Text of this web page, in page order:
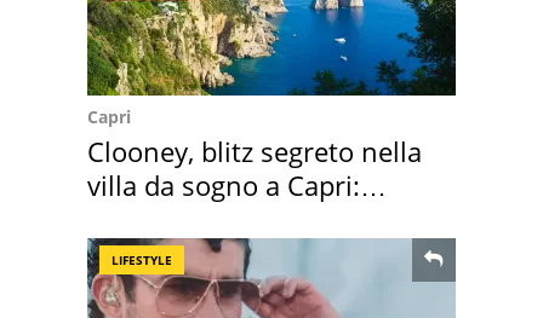
Capri
Clooney, blitz segreto nella
villa da sogno a Capri:
LIFESTYLE